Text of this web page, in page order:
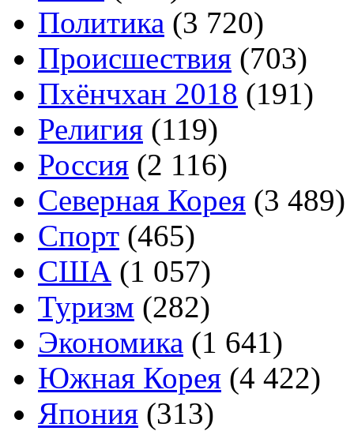
Политика (3 720)
Происшествия (703)
Пхёнчхан 2018 (191)
Религия (119)
Россия (2 116)
Северная Корея (3 489)
Спорт (465)
США (1 057)
Туризм (282)
Экономика (1 641)
Южная Корея (4 422)
Япония (313)